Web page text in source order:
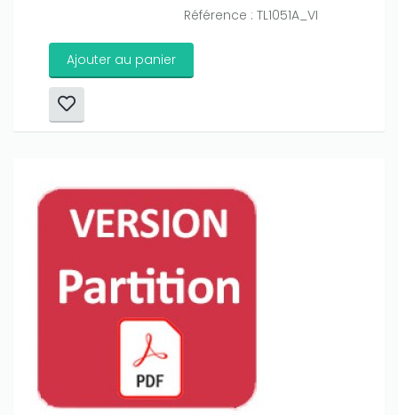
Référence : TL1051A_VI
Ajouter au panier